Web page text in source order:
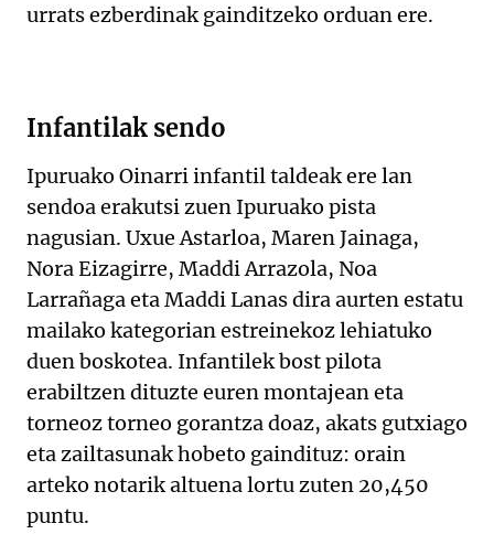
urrats ezberdinak gainditzeko orduan ere.
Infantilak sendo
Ipuruako Oinarri infantil taldeak ere lan
sendoa erakutsi zuen Ipuruako pista
nagusian. Uxue Astarloa, Maren Jainaga,
Nora Eizagirre, Maddi Arrazola, Noa
Larrañaga eta Maddi Lanas dira aurten estatu
mailako kategorian estreinekoz lehiatuko
duen boskotea. Infantilek bost pilota
erabiltzen dituzte euren montajean eta
torneoz torneo gorantza doaz, akats gutxiago
eta zailtasunak hobeto gaindituz: orain
arteko notarik altuena lortu zuten 20,450
puntu.